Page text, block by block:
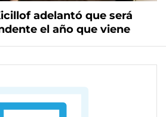
adelantó que será
el año que viene